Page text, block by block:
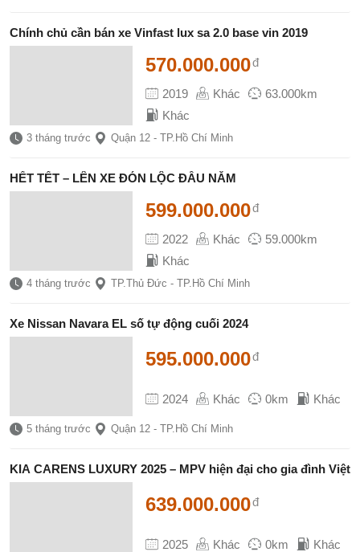
Chính chủ cần bán xe Vinfast lux sa 2.0 base vin 2019
2019 Khác
63.000km
Khác
570.000.000đ
3 tháng trước Quận 12 - TP.Hồ Chí Minh
HẾT TẾT – LÊN XE ĐÓN LỘC ĐẦU NĂM
2022 Khác
59.000km
Khác
599.000.000đ
4 tháng trước TP.Thủ Đức - TP.Hồ Chí Minh
Xe Nissan Navara EL số tự động cuối 2024
2024 Khác 0km Khác
595.000.000đ
5 tháng trước Quận 12 - TP.Hồ Chí Minh
KIA CARENS LUXURY 2025 – MPV hiện đại cho gia đình Việt
2025 Khác 0km Khác
639.000.000đ